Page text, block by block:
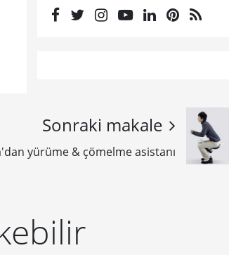
Sonraki makale
yürüme & çömelme asistanı